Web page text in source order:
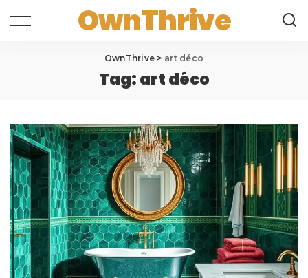
OwnThrive
OwnThrive > art déco
Tag:art déco